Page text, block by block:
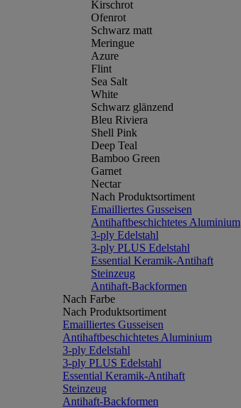
Kirschrot
Ofenrot
Schwarz matt
Meringue
Azure
Flint
Sea Salt
White
Schwarz glänzend
Bleu Riviera
Shell Pink
Deep Teal
Bamboo Green
Garnet
Nectar
Nach Produktsortiment
Emailliertes Gusseisen
Antihaftbeschichtetes Aluminium
3-ply Edelstahl
3-ply PLUS Edelstahl
Essential Keramik-Antihaft
Steinzeug
Antihaft-Backformen
Nach Farbe
Nach Produktsortiment
Emailliertes Gusseisen
Antihaftbeschichtetes Aluminium
3-ply Edelstahl
3-ply PLUS Edelstahl
Essential Keramik-Antihaft
Steinzeug
Antihaft-Backformen